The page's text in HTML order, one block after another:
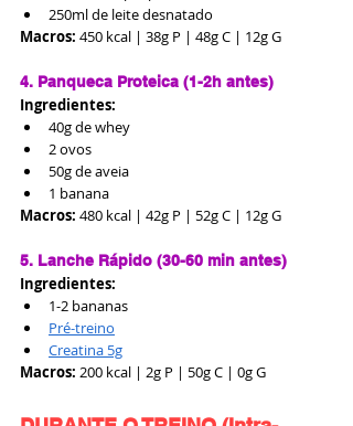
250ml de leite desnatado
Macros: 450 kcal | 38g P | 48g C | 12g G
4. Panqueca Proteica (1-2h antes)
Ingredientes:
40g de whey
2 ovos
50g de aveia
1 banana
Macros: 480 kcal | 42g P | 52g C | 12g G
5. Lanche Rápido (30-60 min antes)
Ingredientes:
1-2 bananas
Pré-treino
Creatina 5g
Macros: 200 kcal | 2g P | 50g C | 0g G